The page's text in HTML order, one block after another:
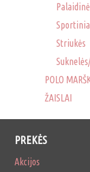
Striukės
POLO
ŽAISLAI
PREKĖS
Akcijos